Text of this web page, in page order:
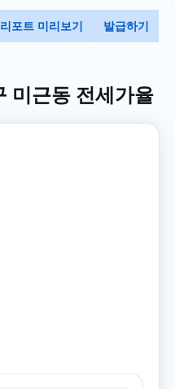
리포트 미리보기 발급하기
미근동 전세가율